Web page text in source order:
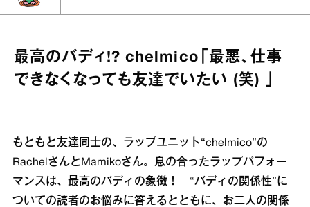
最高のバディ!? chelmico「最悪、仕事
できなくなっても友達でいたい (笑) 」
もともと友達同士の、ラップユニット“chelmico”の
RachelさんとMamikoさん。息の合ったラップパフォー
マンスは、最高のバディの象徴！ “バディの関係性”に
ついての読者のお悩みに答えるとともに、お二人の関係